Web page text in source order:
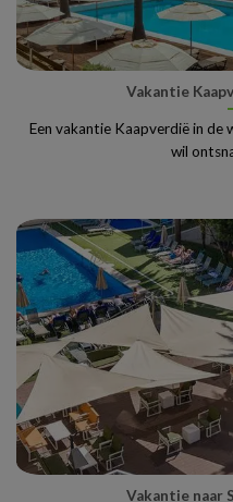
Vakantie
Een vakantie Kaapverdië in de
wil
Vakantie naar